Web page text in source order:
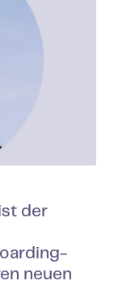
der
neuen